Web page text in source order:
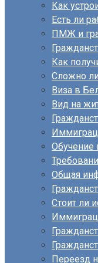
Как
Есть ли
ПМЖ и
Как
Сложно
Виза в
Вид на
Обучение
Общая
Стоит ли
Переезд